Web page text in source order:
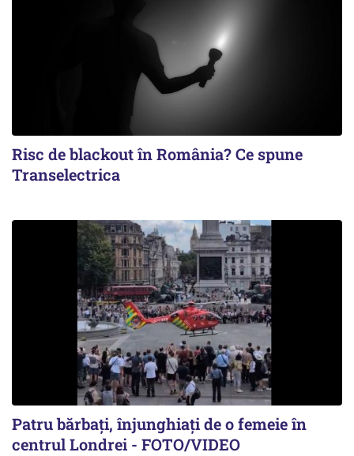
Risc de blackout în România? Ce spune
Transelectrica
Patru bărbați, înjunghiați de o femeie în
centrul Londrei - FOTO/VIDEO